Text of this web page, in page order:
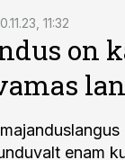
11:32
on
enam